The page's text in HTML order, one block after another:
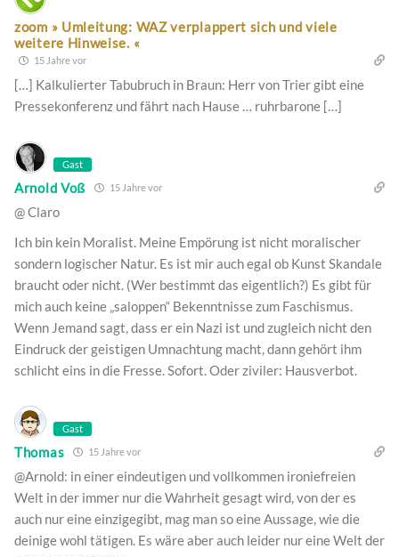
zoom » Umleitung: WAZ verplappert sich und viele
weitere Hinweise. «
15 Jahre vor
[…] Kalkulierter Tabubruch in Braun: Herr von Trier gibt eine
Pressekonferenz und fährt nach Hause … ruhrbarone […]
Gast
Arnold Voß 15 Jahre vor
@ Claro
Ich bin kein Moralist. Meine Empörung ist nicht moralischer
sondern logischer Natur. Es ist mir auch egal ob Kunst Skandale
braucht oder nicht. (Wer bestimmt das eigentlich?) Es gibt für
mich auch keine „saloppen“ Bekenntnisse zum Faschismus.
Wenn Jemand sagt, dass er ein Nazi ist und zugleich nicht den
Eindruck der geistigen Umnachtung macht, dann gehört ihm
schlicht eins in die Fresse. Sofort. Oder ziviler: Hausverbot.
Gast
Thomas 15 Jahre vor
@Arnold: in einer eindeutigen und vollkommen ironiefreien
Welt in der immer nur die Wahrheit gesagt wird, von der es
auch nur eine einzigegibt, mag man so eine Aussage, wie die
deinige wohl tätigen. Es wäre aber auch leider nur eine Welt der